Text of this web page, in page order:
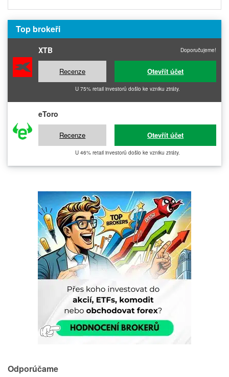
Top brokeři
XTB Doporučujeme!
Recenze Otevřít účet
U 75% retail investorů došlo ke vzniku ztráty.
eToro
Recenze Otevřít účet
U 46% retail investorů došlo ke vzniku ztráty.
Odporúčame